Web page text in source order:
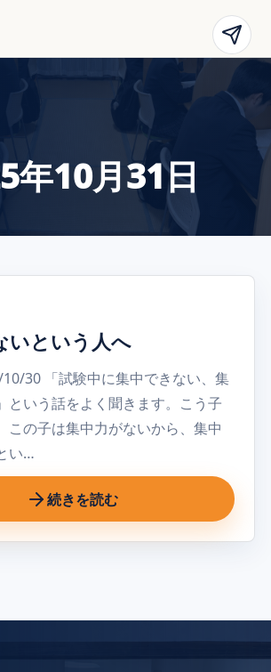
年10月31日
いという人へ
30 「試験中に集中できない、集
という話をよく聞きます。こう子
この子は集中力がないから、集中
い…
続きを読む